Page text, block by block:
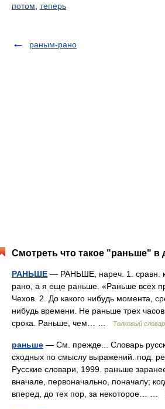
потом теперь
раным-рано
Смотреть что такое "раньше" в
РАНЬШЕ — РАНЬШЕ, нареч. 1. сравн.
рано, а я еще раньше. «Раньше всех
Чехов. 2. До какого нибудь момента,
нибудь времени. Не раньше трех
срока. Раньше, чем… …
Толковый
раньше — См. прежде... Словарь
сходных по смыслу выражений. под.
Русские словари, 1999. раньше
вначале, первоначально, поначалу;
вперед, до тех пор, за некоторое… …